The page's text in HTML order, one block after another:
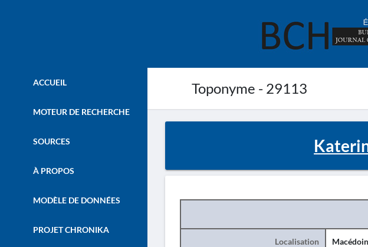
Toponyme - 29113
ACCUEIL
MOTEUR DE RECHERCHE
SOURCES
À PROPOS
MODÈLE DE DONNÉES
PROJET CHRONIKA
Localisation